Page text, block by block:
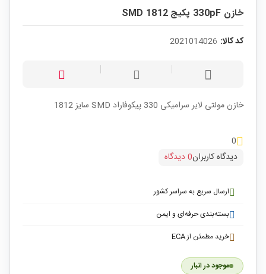
خازن 330pF پکیج SMD 1812
کد کالا: 2021014026
خازن مولتی لایر سرامیکی 330 پیکوفاراد SMD سایز 1812
0
دیدگاه کاربران0 دیدگاه
ارسال سریع به سراسر کشور
بسته‌بندی حرفه‌ای و ایمن
خرید مطمئن از ECA
موجود در انبار